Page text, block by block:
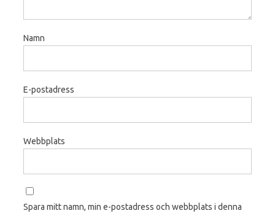
Namn
E-postadress
Webbplats
Spara mitt namn, min e-postadress och webbplats i denna